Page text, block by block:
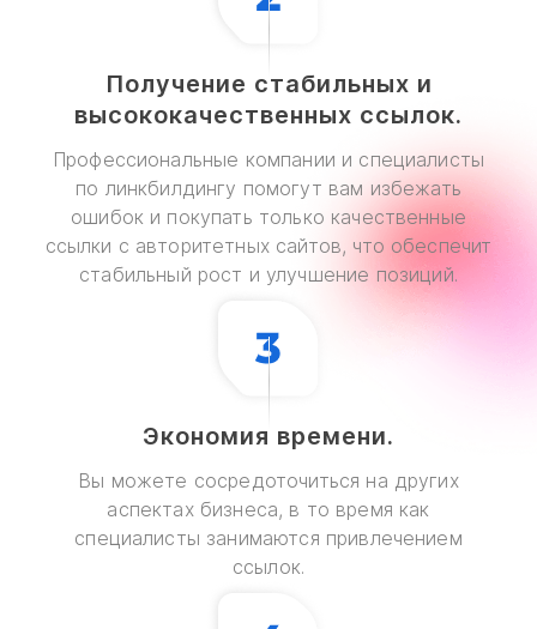
Получение стабильных и
высококачественных ссылок.
Профессиональные компании и специалисты
по линкбилдингу помогут вам избежать
ошибок и покупать только качественные
ссылки с авторитетных сайтов, что обеспечит
стабильный рост и улучшение позиций.
Экономия времени.
Вы можете сосредоточиться на других
аспектах бизнеса, в то время как
специалисты занимаются привлечением
ссылок.